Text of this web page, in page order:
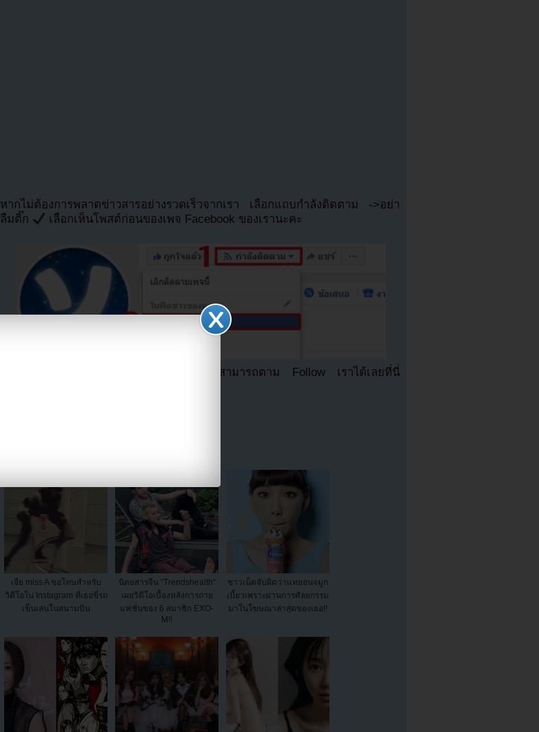
หากไม่ต้องการพลาดข่าวสารอย่างรวดเร็วจากเรา เลือกแถบกำลังติดตาม ->อย่า
ลืมติ๊ก
เลือกเห็นโพสต์ก่อนของเพจ Facebook ของเรานะคะ
ตอนนี้แฟนๆสามารถติดตามเราได้อีกช่องทางสามารถตาม Follow เราได้เลยที่นี่
เจีย miss A ขอโทษสำหรับ
วิดีโอใน Instagram ที่เธอขี่รถ
เข็นเล่นในสนามบิน
นิตยสารจีน "Trendshealth"
เผยวิดีโอเบื้องหลังการถ่าย
แฟชั่นของ 6 สมาชิก EXO-
M!!
ชาวเน็ตจับผิดว่าแทยอนจมูก
เบี้ยวเพราะผ่านการศัลยกรรม
มาในโฆษณาล่าสุดของเธอ!!